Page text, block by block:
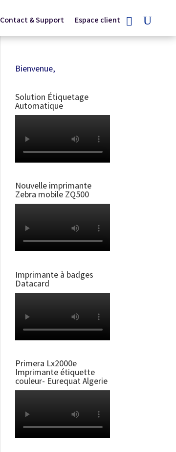
Contact & Support Espace client
Bienvenue,
Solution Étiquetage
Automatique
Nouvelle imprimante
Zebra mobile ZQ500
Imprimante à badges
Datacard
Primera Lx2000e
Imprimante étiquette
couleur- Eurequat Algerie